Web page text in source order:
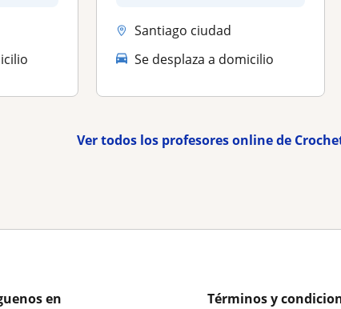
Santiago ciudad
Se desplaza a domicilio
Ver todos los profesores online de
en
Términos y